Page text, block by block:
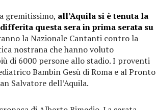
gremitissimo, all’Aquila si è tenuta la
questa sera in prima serata su
la Nazionale Cantanti contro la
nostrana che hanno voluto
di 6000 persone allo stadio. I proventi
Bambin Gesù di Roma e al Pronto
Salvatore dell’Aquila.